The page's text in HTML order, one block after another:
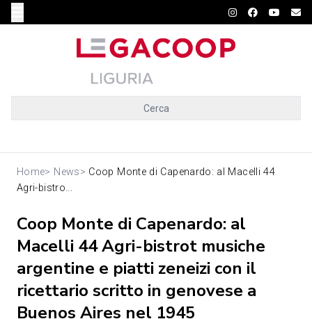
Cerca
Home> News> Coop Monte di Capenardo: al Macelli 44
Agri-bistro...
Coop Monte di Capenardo: al
Macelli 44 Agri-bistrot musiche
argentine e piatti zeneizi con il
ricettario scritto in genovese a
Buenos Aires nel 1945